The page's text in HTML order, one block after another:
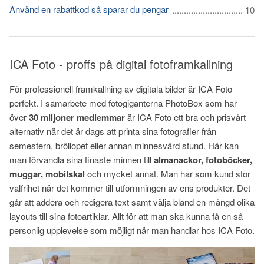
Använd en rabattkod så sparar du pengar
ICA Foto - proffs på digital fotoframkallning
För professionell framkallning av digitala bilder är ICA Foto
perfekt. I samarbete med fotogiganterna PhotoBox som har
över30 miljoner medlemmarär ICA Fotoett bra och prisvärt
alternativ när det är dags att printa sina fotografier från
semestern, bröllopet eller annan minnesvärd stund. Här kan
man förvandla sina finaste minnen tillalmanackor, fotoböcker,
muggar, mobilskal och mycket annat. Man har som kund stor
valfrihet när det kommer till utformningen av ens produkter. Det
går att addera och redigera text samt välja bland en mängd olika
layouts till sina fotoartiklar. Allt för att man ska kunna få en så
personlig upplevelse som möjligt när man handlar hos ICA Foto.